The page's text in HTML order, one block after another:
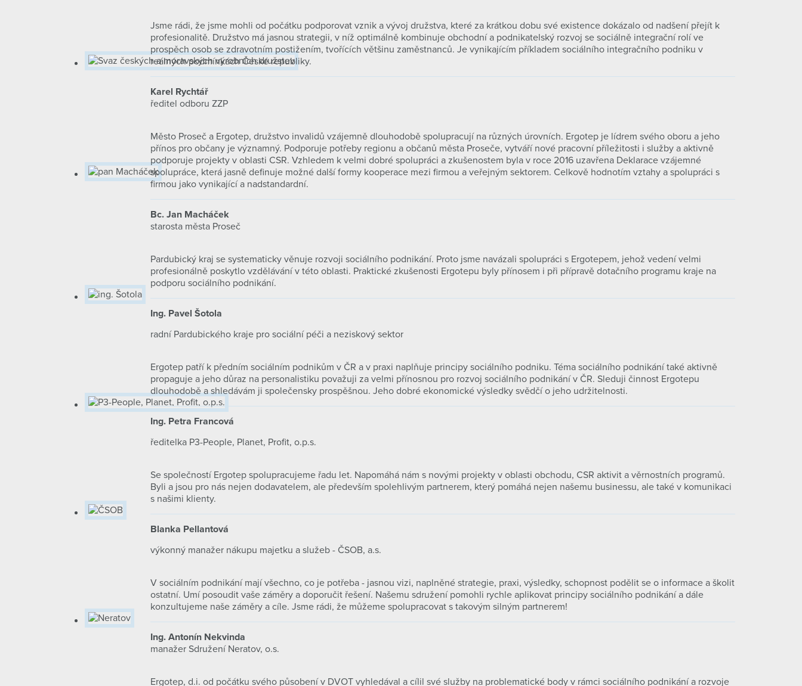
Jsme rádi, že jsme mohli od počátku podporovat vznik a vývoj družstva, které za krátkou dobu své existence dokázalo od nadšení přejít k
profesionalitě. Družstvo má jasnou strategii, v níž optimálně kombinuje obchodní a podnikatelský rozvoj se sociálně integrační rolí ve
prospěch osob se zdravotním postižením, tvořících většinu zaměstnanců. Je vynikajícím příkladem sociálního integračního podniku v
reálných podmínkách České republiky.
Karel Rychtář
ředitel odboru ZZP
Město Proseč a Ergotep, družstvo invalidů vzájemně dlouhodobě spolupracují na různých úrovních. Ergotep je lídrem svého oboru a jeho
přínos pro občany je významný. Podporuje potřeby regionu a občanů města Proseče, vytváří nové pracovní příležitosti i služby a aktivně
podporuje projekty v oblasti CSR. Vzhledem k velmi dobré spolupráci a zkušenostem byla v roce 2016 uzavřena Deklarace vzájemné
spolupráce, která jasně definuje možné další formy kooperace mezi firmou a veřejným sektorem. Celkově hodnotím vztahy a spolupráci s
firmou jako vynikající a nadstandardní.
Bc. Jan Macháček
starosta města Proseč
Pardubický kraj se systematicky věnuje rozvoji sociálního podnikání. Proto jsme navázali spolupráci s Ergotepem, jehož vedení velmi
profesionálně poskytlo vzdělávání v této oblasti. Praktické zkušenosti Ergotepu byly přínosem i při přípravě dotačního programu kraje na
podporu sociálního podnikání.
Ing. Pavel Šotola
radní Pardubického kraje pro sociální péči a neziskový sektor
Ergotep patří k předním sociálním podnikům v ČR a v praxi naplňuje principy sociálního podniku. Téma sociálního podnikání také aktivně
propaguje a jeho důraz na personalistiku považuji za velmi přínosnou pro rozvoj sociálního podnikání v ČR. Sleduji činnost Ergotepu
dlouhodobě a shledávám ji společensky prospěšnou. Jeho dobré ekonomické výsledky svědčí o jeho udržitelnosti.
Ing. Petra Francová
ředitelka P3-People, Planet, Profit, o.p.s.
Se společností Ergotep spolupracujeme řadu let. Napomáhá nám s novými projekty v oblasti obchodu, CSR aktivit a věrnostních programů.
Byli a jsou pro nás nejen dodavatelem, ale především spolehlivým partnerem, který pomáhá nejen našemu businessu, ale také v komunikaci
s našimi klienty.
Blanka Pellantová
výkonný manažer nákupu majetku a služeb - ČSOB, a.s.
V sociálním podnikání mají všechno, co je potřeba - jasnou vizi, naplněné strategie, praxi, výsledky, schopnost podělit se o informace a školit
ostatní. Umí posoudit vaše záměry a doporučit řešení. Našemu sdružení pomohli rychle aplikovat principy sociálního podnikání a dále
konzultujeme naše záměry a cíle. Jsme rádi, že můžeme spolupracovat s takovým silným partnerem!
Ing. Antonín Nekvinda
manažer Sdružení Neratov, o.s.
Ergotep, d.i. od počátku svého působení v DVOT vyhledával a cílil své služby na problematické body v rámci sociálního podnikání a rozvoje